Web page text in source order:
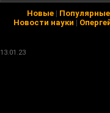
Новые | Популярные
Новости науки |
13.01.23